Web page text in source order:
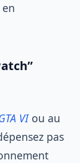
VIou au
pas